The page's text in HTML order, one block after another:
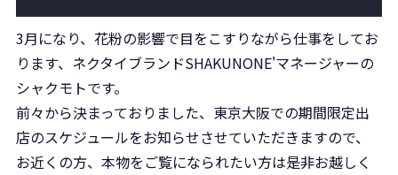
3月になり、花粉の影響で目をこすりながら仕事をしてお
ります、ネクタイブランドSHAKUNONE'マネージャーの
シャクモトです。
前々から決まっておりました、東京大阪での期間限定出
店のスケジュールをお知らせさせていただきますので、
お近くの方、本物をご覧になられたい方は是非お越しく